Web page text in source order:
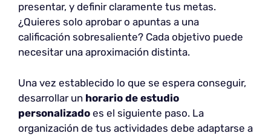
presentar, y definir claramente tus metas.
¿Quieres solo aprobar o apuntas a una
calificación sobresaliente? Cada objetivo puede
necesitar una aproximación distinta.
Una vez establecido lo que se espera conseguir,
desarrollar un horario de estudio
personalizado es el siguiente paso. La
organización de tus actividades debe adaptarse a